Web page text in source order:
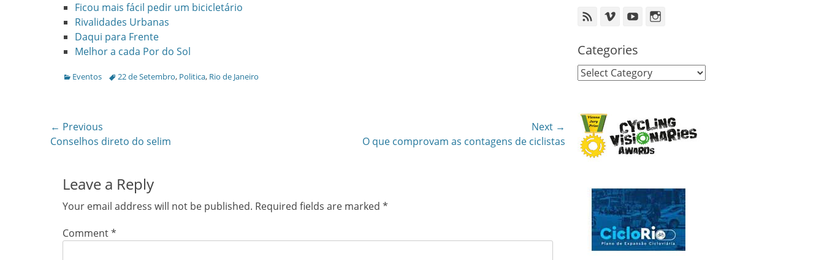
Ficou mais fácil pedir um bicicletário
Rivalidades Urbanas
Daqui para Frente
Melhor a cada Por do Sol
Categories
Eventos Tags22 de Setembro, Politica, Rio de Janeiro
Post
navigation
← Previous
Previous
Conselhos direto do selim
Next →
O que comprovam as contagens de ciclistas
Leave a Reply
Your email address will not be published. Required fields are marked *
Comment*
Feed VimeoYouTube
Categories
Categories